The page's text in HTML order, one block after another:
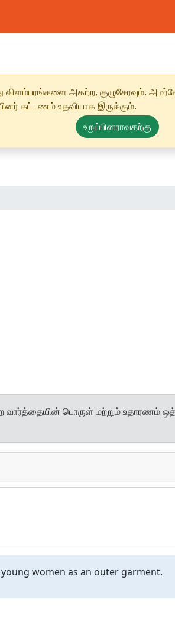
அகற்ற, குழுசேரவும்.
கட்டணம் உதவியாக இருக்கும்.
உறுப்பினராவதற்கு
வார்த்தையின் பொருள் மற்றும் உதாரணம்
women as an outer garment.